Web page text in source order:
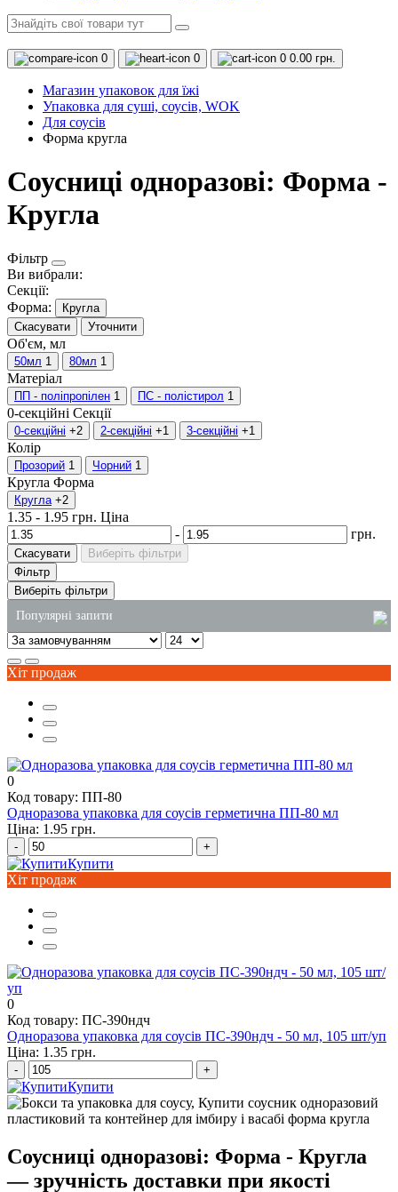
0 0 0 0.00 грн.
Магазин упаковок для їжі
Упаковка для суші, соусів, WOK
Для соусів
Форма кругла
Соусниці одноразові: Форма -
Кругла
Фільтр
Ви вибрали:
Секції:
Форма:
Кругла
Скасувати
Уточнити
Об'єм, мл
50мл 1 80мл 1
Матеріал
ПП - поліпропілен 1 ПС - полістирол 1
0-секційні Секції
0-секційні +2 2-секційні +1 3-секційні +1
Колір
Прозорий 1 Чорний 1
Кругла Форма
Кругла +2
1.35 - 1.95 грн. Ціна
-
грн.
Скасувати
Виберіть фільтри
Фільтр
Виберіть фільтри
Популярні запити
упаковка для торта пластикова
туалетний папір купити в україні
купити паперові крафт пакети
відра пластикові харчові купити
Хіт продаж
0
Код товару: ПП-80
Одноразова упаковка для соусів герметична ПП-80 мл
Ціна: 1.95 грн.
- +
Купити
Хіт продаж
0
Код товару: ПС-390ндч
Одноразова упаковка для соусів ПС-390ндч - 50 мл, 105 шт/уп
Ціна: 1.35 грн.
- +
Купити
Соусниці одноразові: Форма - Кругла
— зручність доставки при якості